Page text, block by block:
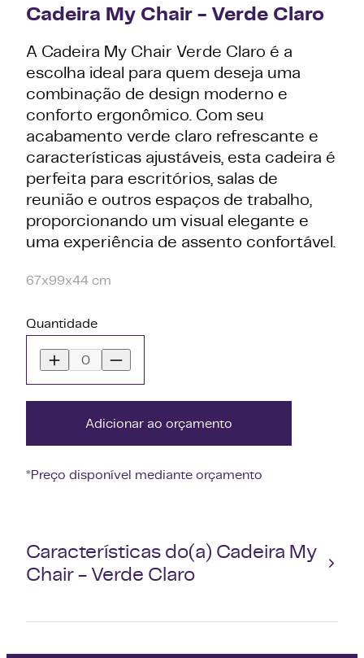
Cadeira My Chair - Verde Claro
A Cadeira My Chair Verde Claro é a
escolha ideal para quem deseja uma
combinação de design moderno e
conforto ergonômico. Com seu
acabamento verde claro refrescante e
características ajustáveis, esta cadeira é
perfeita para escritórios, salas de
reunião e outros espaços de trabalho,
proporcionando um visual elegante e
uma experiência de assento confortável.
67x99x44 cm
Quantidade
Adicionar ao orçamento
*Preço disponível mediante orçamento
Características do(a) Cadeira My
Chair - Verde Claro
Cadeira My Chair Verde Claro possui um